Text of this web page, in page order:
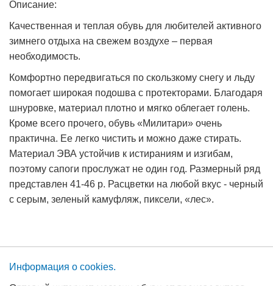
Описание:
Качественная и теплая обувь для любителей активного
зимнего отдыха на свежем воздухе – первая
необходимость.
Комфортно передвигаться по скользкому снегу и льду
помогает широкая подошва с протекторами. Благодаря
шнуровке, материал плотно и мягко облегает голень.
Кроме всего прочего, обувь «Милитари» очень
практична. Ее легко чистить и можно даже стирать.
Материал ЭВА устойчив к истираниям и изгибам,
поэтому сапоги прослужат не один год. Размерный ряд
представлен 41-46 р. Расцветки на любой вкус - черный
с серым, зеленый камуфляж, пиксели, «лес».
Информация о сооkies.